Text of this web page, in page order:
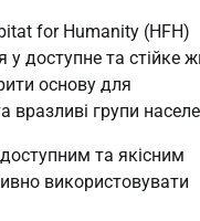
for Humanity (HFH)
у доступне та стійке
основу для
вразливі групи
та якісним
використовувати